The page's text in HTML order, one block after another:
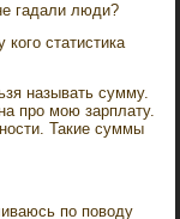
гадали люди?
статистика
называть сумму.
про мою зарплату.
Такие суммы
по поводу